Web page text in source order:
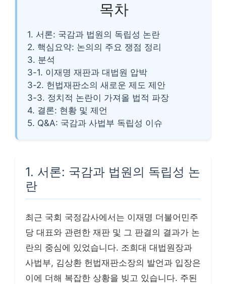
목차
1. 서론: 국감과 법원의 독립성 논란
2. 핵심요약: 논의의 주요 쟁점 정리
3. 분석
3-1. 이재명 재판과 대법원 압박
3-2. 헌법재판소의 새로운 제도 제안
3-3. 정치적 논란이 가져올 법적 파장
4. 결론: 현황 및 제언
5. Q&A: 국감과 사법부 독립성 이슈
1. 서론: 국감과 법원의 독립성 논
란
최근 국회 국정감사에서는 이재명 더불어민주
당 대표와 관련한 재판 및 그 판결의 결과가 논
란의 중심에 있었습니다. 조희대 대법원장과
사법부, 김상환 헌법재판소장의 발언과 입장은
이에 더해 복잡한 상황을 빚고 있습니다. 주된